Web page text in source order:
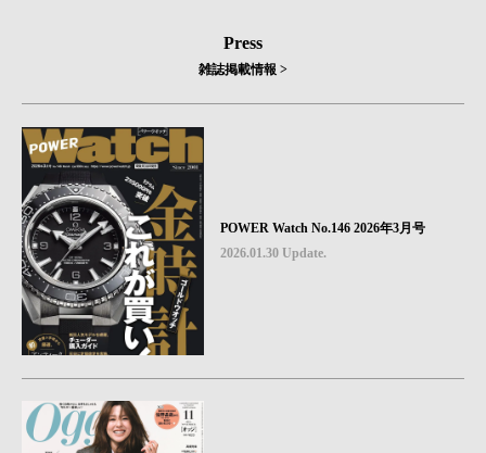
Press
雑誌掲載情報 >
POWER Watch No.146 2026年3月号
2026.01.30 Update.